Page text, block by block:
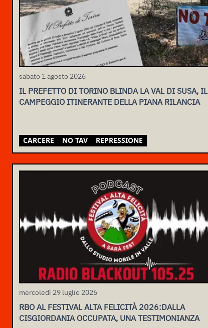
sabato 1 agosto 2026
IL PREFETTO DI TORINO BLINDA LA VAL DI SUSA, IL
CAMPEGGIO ITINERANTE DELLA PIANA RILANCIA
CARCERE NO TAV REPRESSIONE
mercoledì 29 luglio 2026
RBO AL FESTIVAL ALTA FELICITÀ 2026:DALLA
CISGIORDANIA OCCUPATA, UNA TESTIMONIANZA